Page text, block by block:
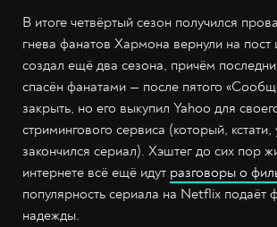
В итоге четвёртый сезон получился
гнева фанатов Хармона вернули на
создал ещё два сезона, причём
спасён фанатами — после пятого
закрыть, но его выкупил Yahoo для
стримингового сервиса (который, кстати,
закончился сериал). Хэштег до сих пор
интернете всё ещё идут разговоры о
популярность сериала на Netflix подаёт
надежды.